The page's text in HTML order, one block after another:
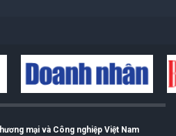
mại và Công nghiệp Việt Nam